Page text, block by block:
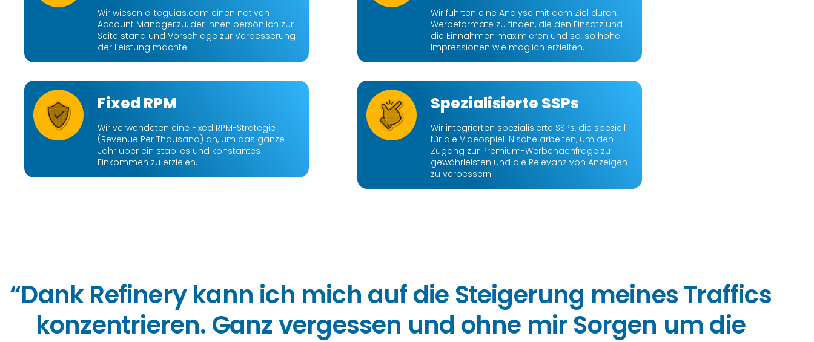
Wir wiesen eliteguias.com einen nativen
Account Manager zu, der Ihnen persönlich zur
Seite stand und Vorschläge zur Verbesserung
der Leistung machte.
Fixed RPM
Wir verwendeten eine Fixed RPM-Strategie
(Revenue Per Thousand) an, um das ganze
Jahr über ein stabiles und konstantes
Einkommen zu erzielen.
Wir führten eine Analyse mit dem Ziel durch,
Werbeformate zu finden, die den Einsatz und
die Einnahmen maximieren und so, so hohe
Impressionen wie möglich erzielten.
Spezialisierte SSPs
Wir integrierten spezialisierte SSPs, die speziell
für die Videospiel-Nische arbeiten, um den
Zugang zur Premium-Werbenachfrage zu
gewährleisten und die Relevanz von Anzeigen
zu verbessern.
“Dank Refinery kann ich mich auf die Steigerung meines Traffics
konzentrieren. Ganz vergessen und ohne mir Sorgen um die